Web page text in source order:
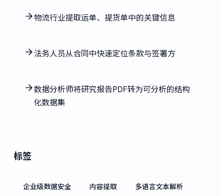
物流行业提取运单、提货单中的关键信息
法务人员从合同中快速定位条款与签署方
数据分析师将研究报告PDF转为可分析的结构
化数据集
标签
企业级数据安全 内容提取
多语言文本解析